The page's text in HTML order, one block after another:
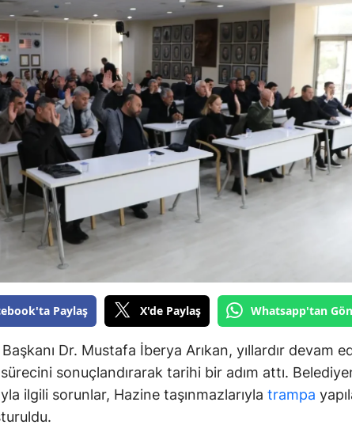
Bartın
Ardahan
Iğdır
Yalova
Karabük
Kilis
Osmaniye
Paylaş X'de Paylaş Whatsapp'tan
Dr. Mustafa İberya Arıkan, yıllardır devam
sürecini sonuçlandırarak tarihi bir adım attı.
ilgili sorunlar, Hazine taşınmazlarıyla trampa